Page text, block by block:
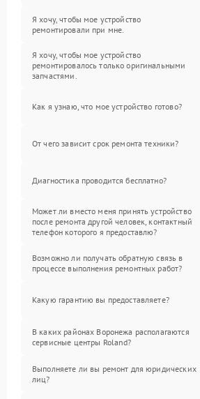
Я хочу, чтобы мое устройство
ремонтировали при мне.
Я хочу, чтобы мое устройство
ремонтировалось только оригинальными
запчастями.
Как я узнаю, что мое устройство готово?
От чего зависит срок ремонта техники?
Диагностика проводится бесплатно?
Может ли вместо меня принять устройство
после ремонта другой человек, контактный
телефон которого я предоставлю?
Возможно ли получать обратную связь в
процессе выполнения ремонтных работ?
Какую гарантию вы предоставляете?
В каких районах Воронежа располагаются
сервисные центры Roland?
Выполняете ли вы ремонт для юридических
лиц?